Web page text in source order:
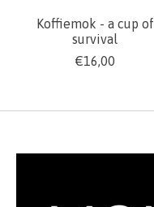
Koffiemok - a cup of
survival
€16,00